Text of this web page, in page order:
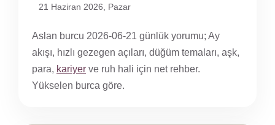
21 Haziran 2026, Pazar
Aslan burcu 2026-06-21 günlük yorumu; Ay
akışı, hızlı gezegen açıları, düğüm temaları, aşk,
para, kariyer ve ruh hali için net rehber.
Yükselen burca göre.